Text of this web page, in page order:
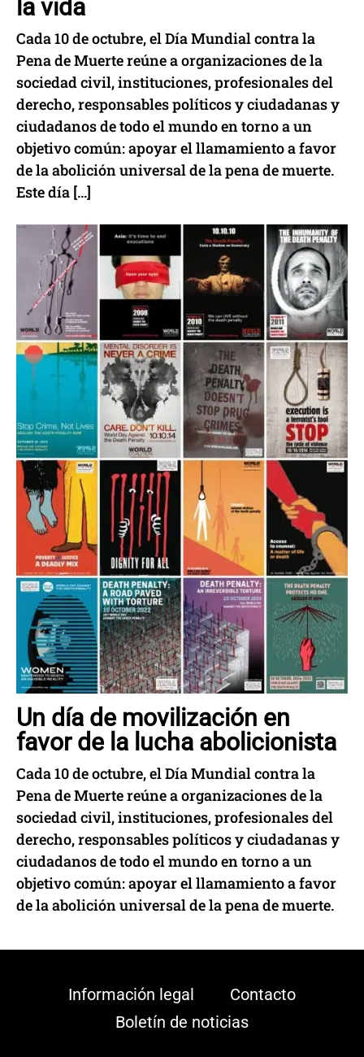
la vida
Cada 10 de octubre, el Día Mundial contra la
Pena de Muerte reúne a organizaciones de la
sociedad civil, instituciones, profesionales del
derecho, responsables políticos y ciudadanas y
ciudadanos de todo el mundo en torno a un
objetivo común: apoyar el llamamiento a favor
de la abolición universal de la pena de muerte.
Este día […]
Un día de movilización en
favor de la lucha abolicionista
Cada 10 de octubre, el Día Mundial contra la
Pena de Muerte reúne a organizaciones de la
sociedad civil, instituciones, profesionales del
derecho, responsables políticos y ciudadanas y
ciudadanos de todo el mundo en torno a un
objetivo común: apoyar el llamamiento a favor
de la abolición universal de la pena de muerte.
Información legal
Contacto
Boletín de noticias